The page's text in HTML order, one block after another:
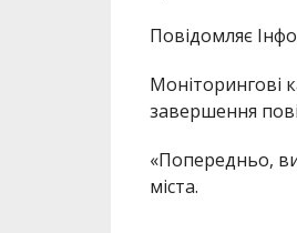
Повідомляє
Моніторингові
завершення
«Попередньо,
міста.